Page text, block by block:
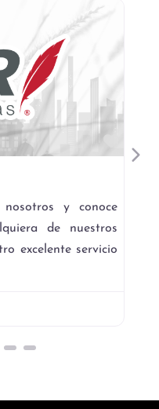
nosotros y conoce
de nuestros
excelente servicio